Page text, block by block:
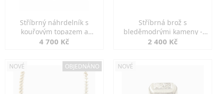
Stříbrný náhrdelník s
kouřovým topazem a
markazity
4 700 Kč
Stříbrná brož s
bleděmodrými kameny -
jemná elegance
2 400 Kč
NOVÉ OBJEDNÁNO NOVÉ